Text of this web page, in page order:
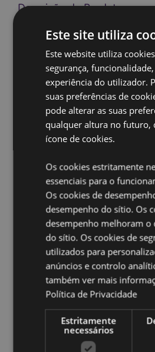
Descrição do Produto
Conjunto de 3 lancheiras M/L/XL -
Material:Polipropileno
Apto para Comida:Sim
Apto para Microondas:
Apto para Máquina Lava-
Número no Conjunto: 3
Sem BPA:Sim
Informação do Produto: As
umas dentro das outras
armazenamento.
Volume:Médio: 350ml,
800ml
Ampliar informação:
Quer saber mais acerca de
a nossaGuia de informação
Caracteristicas do Produto
Altura 6cm Largura
13.5cm XL 6x13.5x13.5cm L
5055071786655
Este site utiliza
Este website utiliza
segurança,
experiência do utilizador.
suas preferências de
pode alterar as suas
qualquer altura no futuro,
ícone de cookies.
Os cookies estritamente
essenciais para o
Os cookies de
desempenho do sítio. Os
desempenho melhoram o
do sítio. Os cookies de
utilizados para
anúncios e controlo
também ver mais
Política de Privacidade
Estritamente
necessários